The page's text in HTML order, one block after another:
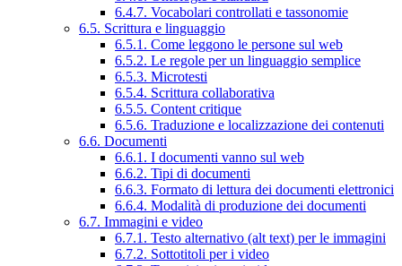
6.4.7. Vocabolari controllati e tassonomie
6.5. Scrittura e linguaggio
6.5.1. Come leggono le persone sul web
6.5.2. Le regole per un linguaggio semplice
6.5.3. Microtesti
6.5.4. Scrittura collaborativa
6.5.5. Content critique
6.5.6. Traduzione e localizzazione dei contenuti
6.6. Documenti
6.6.1. I documenti vanno sul web
6.6.2. Tipi di documenti
6.6.3. Formato di lettura dei documenti elettronici
6.6.4. Modalità di produzione dei documenti
6.7. Immagini e video
6.7.1. Testo alternativo (alt text) per le immagini
6.7.2. Sottotitoli per i video